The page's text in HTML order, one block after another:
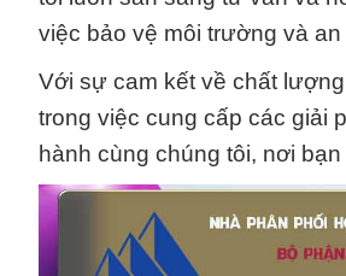
việc bảo vệ môi trường và
Với sự cam kết về chất
trong việc cung cấp các giải
hành cùng chúng tôi, nơi